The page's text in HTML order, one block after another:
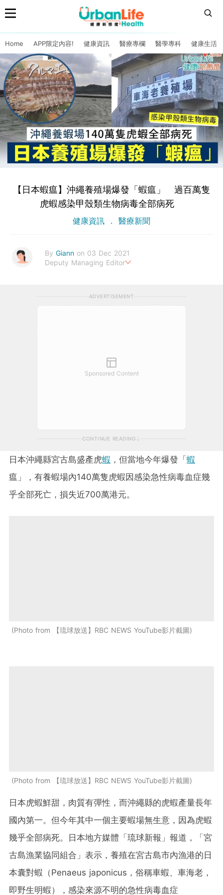
Home APP限定內容! 健康資訊 醫療專欄 醫學專科 健康生活
【日本蝦瘟】沖繩養殖場爆發「蝦瘟」 過百萬隻
虎蝦感染甲殼類生物病毒全部病死
健康資訊 醫療新聞
By Giann on 03 Dec 2021
Deputy Managing Editor
ADVERTISEMENT
Sponsored Content
CONTINUE READING
日本沖繩縣宮古島盛產虎蝦 ，但當地今年爆發「蝦
瘟」，有養蝦場內140萬隻虎蝦因感染急性病毒血症幾
乎全部死亡，損失近700萬港元。
Photo from 【琉球放送】RBC NEWS YouTube影片截圖
Photo from 【琉球放送】RBC NEWS YouTube影片截圖
日本虎蝦鮮甜，肉質有彈性，而沖繩縣的虎蝦產量長年
國內第一。但今年其中一個主要蝦場無生意，因為虎蝦
幾乎全部病死。日本地方媒體「琉球新報」報道，「宮
古島漁業協同組合」表示，養殖在宮古島市內漁港的日
本囊對蝦（Penaeus japonicus，俗稱車蝦、車海老，
即野生明蝦），感染來源不明的急性病毒血症